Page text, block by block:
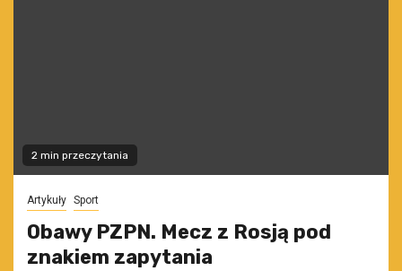
2 min przeczytania
Artykuły Sport
Obawy PZPN. Mecz z Rosją pod
znakiem zapytania